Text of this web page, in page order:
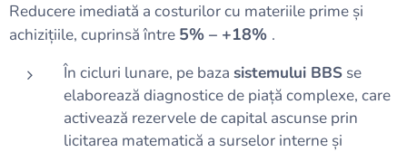
Reducere imediată a costurilor cu materiile prime și
achizițiile, cuprinsă între 5% – +18% .
În cicluri lunare, pe baza sistemului BBS se
elaborează diagnostice de piață complexe, care
activează rezervele de capital ascunse prin
licitarea matematică a surselor interne și